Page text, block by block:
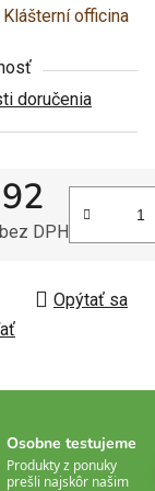
Klášterní officina
doručenia
DPH
Opýtať sa
Osobne testujeme
Produkty z ponuky
prešli najskôr našim